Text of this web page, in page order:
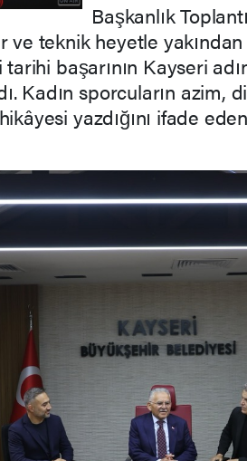
Başkanlık
teknik heyetle yakından
başarının Kayseri
Kadın sporcuların azim,
yazdığını ifade